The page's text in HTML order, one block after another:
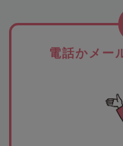
電話かメー